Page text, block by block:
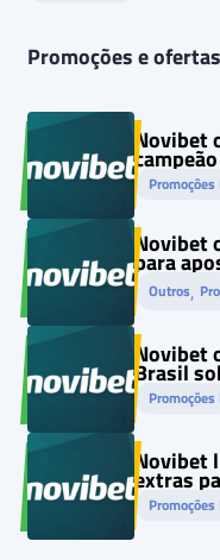
Promoções e
Novibet
Novibet
para
Outros,
Novibet
Brasil
Novibet
extras